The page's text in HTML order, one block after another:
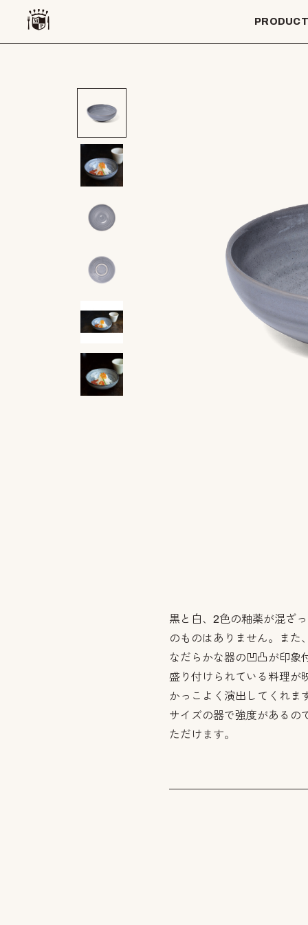
黒と白、2色の釉薬が混ざ
のものはありません。また
なだらかな器の凹凸が印象
盛り付けられている料理が
かっこよく演出してくれま
サイズの器で強度があるの
ただけます。